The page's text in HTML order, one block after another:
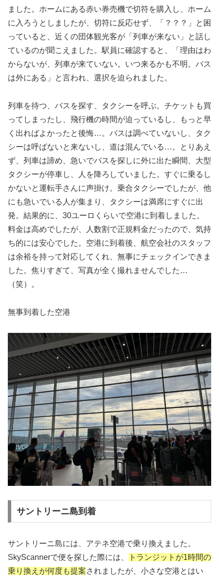
ました。ホームにある赤い券売機で切符を購入し、ホーム
に入ろうとしましたが、切符に反応せず、「？？？」と困
っていると、近くの団体観光客が「列車が来ない」と話し
ているのが聞こえました。駅員に確認すると、「理由はわ
からないが、列車が来ていない。いつ来るかも不明。バス
は外にある」と言われ、選択を迫られました。
列車を待つ、バスを探す、タクシーを呼ぶ。チケットも買
ってしまったし、飛行機の時間が迫っているし、もっと早
く出ればよかったと後悔…。バスは調べていないし、タク
シーは呼ばないと来ないし、道は混んでいる…。とりあえ
ず、列車は諦め、急いでバスを探しに外に出た瞬間、大型
タクシーが停車し、人を降ろしていました。すぐに乗るし
かないと運転手さんに声掛け。乗合タクシーでしたが、他
にも急いでいる人が集まり、タクシーは満席にすぐに出
発。結果的に、30ユーロくらいで空港に到着しました。
料金は高めでしたが、人数割で正規料金だったので、気持
ち的には安心でした。空港に到着後、航空会社のスタッフ
は余裕を持って対応してくれ、無事にチェックインできま
した。焦りすぎて、写真が全く撮れませんでした…
（笑）。
無事到着した空港
サントリーニ島到着
サントリーニ島には、アテネ空港で乗り換えました。
SkyScannerで便を探した際には、
トランジットが1時間の
乗り換えが何度も提案されましたが、小さな空港とはい